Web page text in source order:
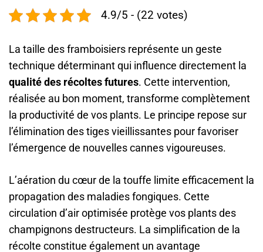
4.9/5 - (22 votes)
La taille des framboisiers représente un geste
technique déterminant qui influence directement la
qualité des récoltes futures. Cette intervention,
réalisée au bon moment, transforme complètement
la productivité de vos plants. Le principe repose sur
l’élimination des tiges vieillissantes pour favoriser
l’émergence de nouvelles cannes vigoureuses.
L’aération du cœur de la touffe limite efficacement la
propagation des maladies fongiques. Cette
circulation d’air optimisée protège vos plants des
champignons destructeurs. La simplification de la
récolte constitue également un avantage